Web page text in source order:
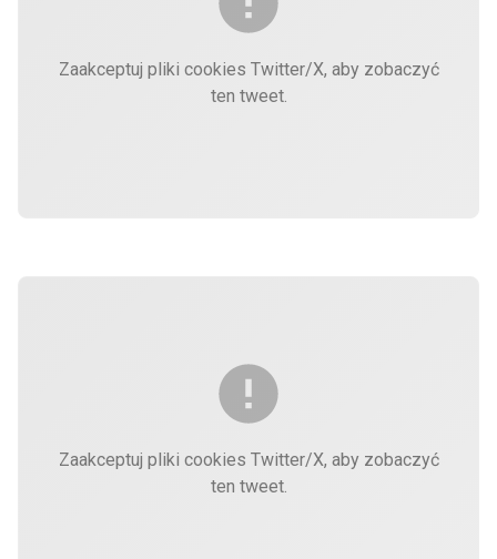
Zaakceptuj pliki cookies Twitter/X, aby zobaczyć
ten tweet.
Zaakceptuj pliki cookies Twitter/X, aby zobaczyć
ten tweet.